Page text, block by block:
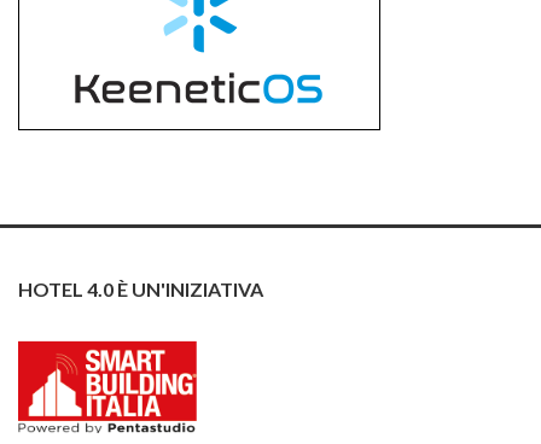
HOTEL 4.0 È UN'INIZIATIVA